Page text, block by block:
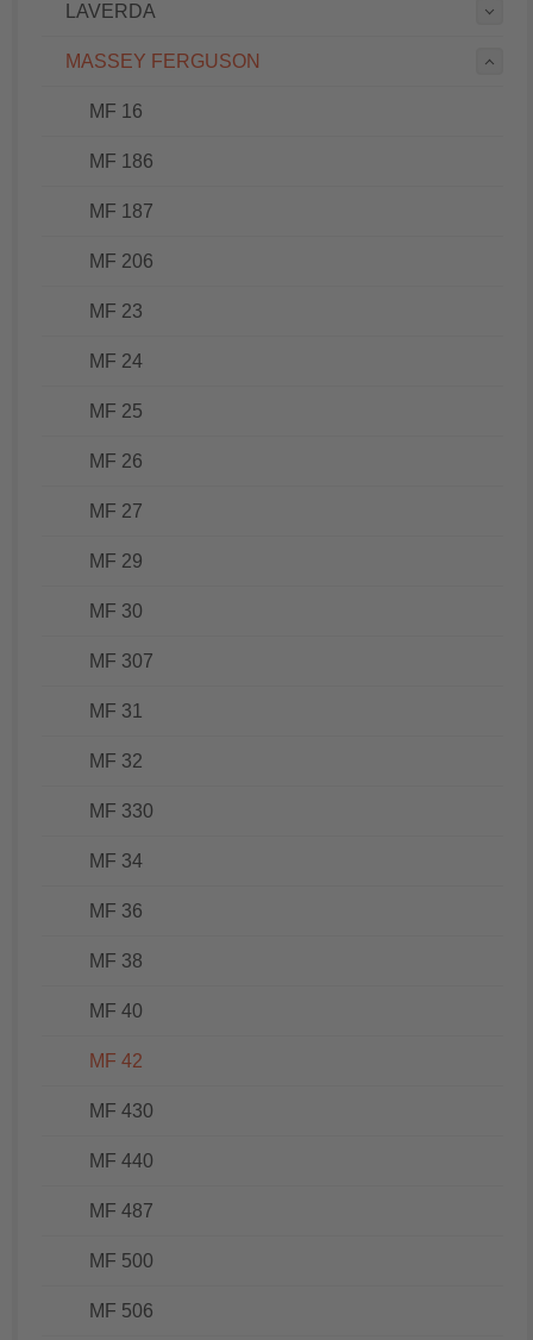
LAVERDA
MASSEY FERGUSON
MF 16
MF 186
MF 187
MF 206
MF 23
MF 24
MF 25
MF 26
MF 27
MF 29
MF 30
MF 307
MF 31
MF 32
MF 330
MF 34
MF 36
MF 38
MF 40
MF 42
MF 430
MF 440
MF 487
MF 500
MF 506